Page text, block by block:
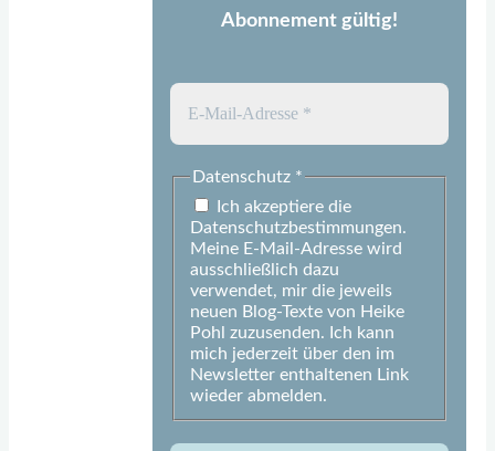
Abonnement gültig!
Datenschutz *
Ich akzeptiere die
Datenschutzbestimmungen.
Meine E-Mail-Adresse wird
ausschließlich dazu
verwendet, mir die jeweils
neuen Blog-Texte von Heike
Pohl zuzusenden. Ich kann
mich jederzeit über den im
Newsletter enthaltenen Link
wieder abmelden.